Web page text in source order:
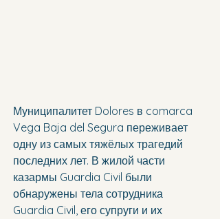
Муниципалитет Dolores в comarca
Vega Baja del Segura переживает
одну из самых тяжёлых трагедий
последних лет. В жилой части
казармы Guardia Civil были
обнаружены тела сотрудника
Guardia Civil, его супруги и их